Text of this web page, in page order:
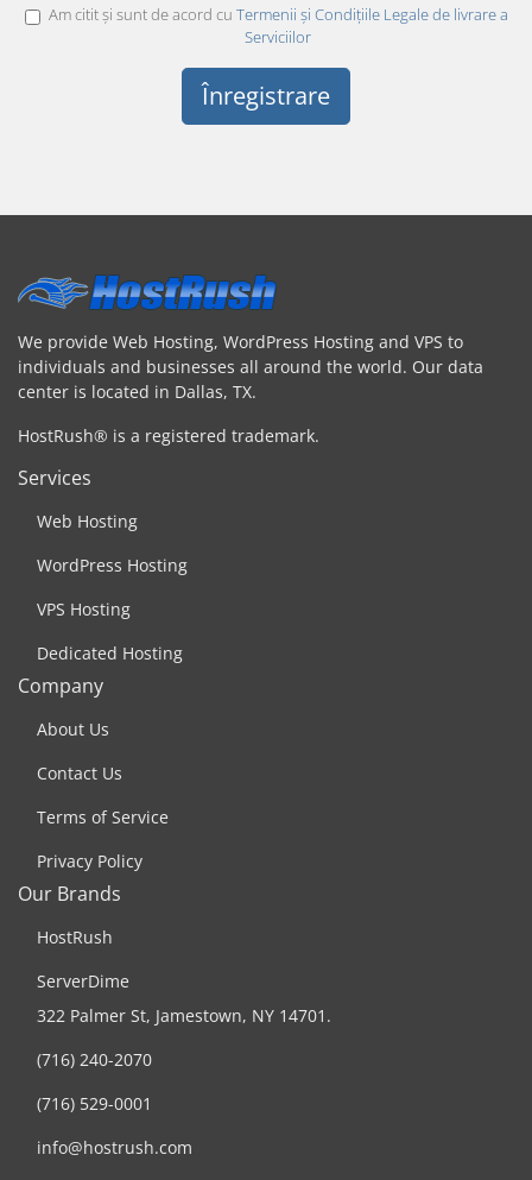
Am citit și sunt de acord cu Termenii și Condițiile Legale de livrare a
Serviciilor
We provide Web Hosting, WordPress Hosting and VPS to
individuals and businesses all around the world. Our data
center is located in Dallas, TX.
HostRush® is a registered trademark.
Services
Web Hosting
WordPress Hosting
VPS Hosting
Dedicated Hosting
Company
About Us
Contact Us
Terms of Service
Privacy Policy
Our Brands
HostRush
ServerDime
322 Palmer St, Jamestown, NY 14701.
(716) 240-2070
(716) 529-0001
info@hostrush.com